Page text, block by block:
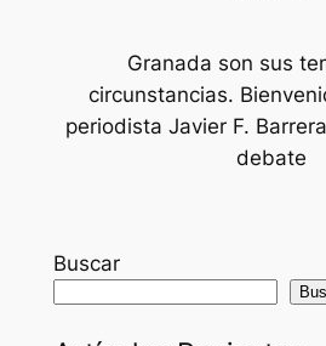
Granada son sus
circunstancias.
periodista Javier F.
debate
Buscar